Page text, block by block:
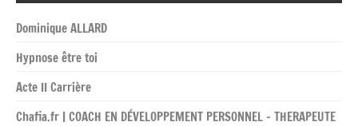
Dominique ALLARD
Hypnose être toi
Acte II Carrière
Chafia.fr | COACH EN DÉVELOPPEMENT PERSONNEL – THERAPEUTE